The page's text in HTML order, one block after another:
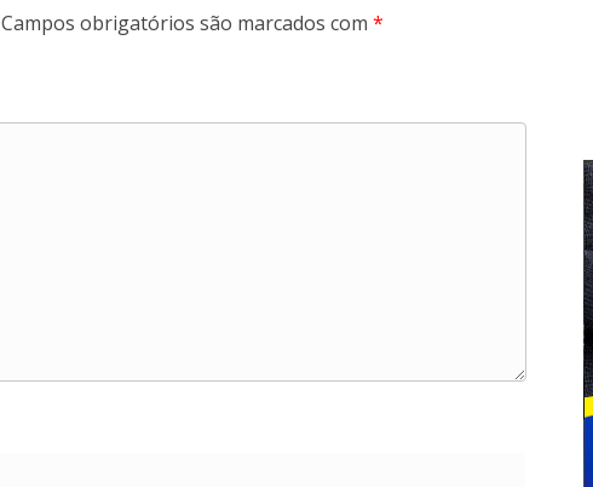
Campos obrigatórios são marcados com *